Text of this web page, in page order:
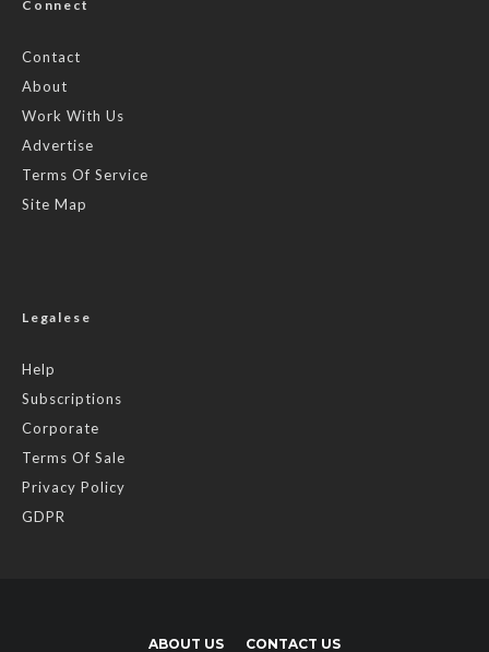
Connect
Contact
About
Work With Us
Advertise
Terms Of Service
Site Map
Legalese
Help
Subscriptions
Corporate
Terms Of Sale
Privacy Policy
GDPR
ABOUT US CONTACT US